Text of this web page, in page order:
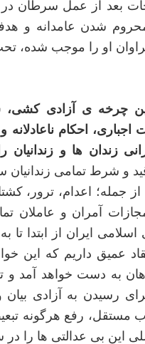
بعد از عمل سرطان
شدن عامدانه و
او را موجب شده،
این چرخه ی آزادی
اجباری، احکام
زندان ها و
و شرط تمامی زندانیان
جمله؛ اعدام، ترور،
آمران و عاملان
ایران از ابتدا تا
عمیق داریم که این
به دست خواهد آمد
رسیدن به آزادی
مستقل، رفع هرگونه
این بی عدالتی ها را